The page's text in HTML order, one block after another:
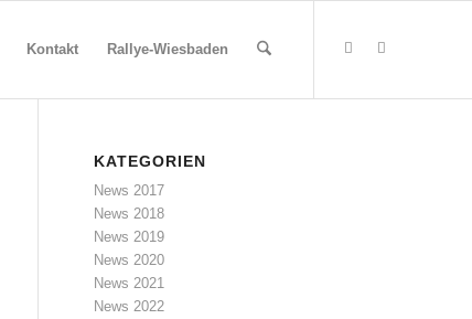
Kontakt Rallye-Wiesbaden
KATEGORIEN
News 2017
News 2018
News 2019
News 2020
News 2021
News 2022